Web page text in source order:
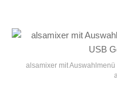
alsamixer mit